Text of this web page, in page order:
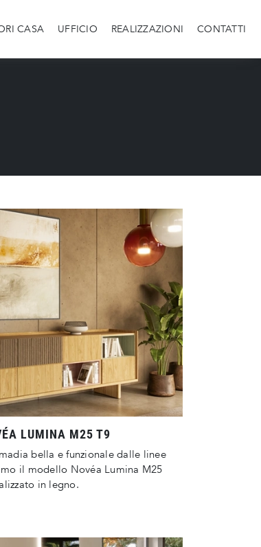
CASA UFFICIO REALIZZAZIONI CONTATTI
LUMINA M25 T9
bella e funzionale dalle linee
il modello Novéa Lumina M25
in legno.